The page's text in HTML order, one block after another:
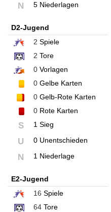
N 5 Niederlagen
D2-Jugend
2 Spiele
2 Tore
0 Vorlagen
0 Gelbe Karten
0 Gelb-Rote Karten
0 Rote Karten
S 1 Sieg
U 0 Unentschieden
N 1 Niederlage
E2-Jugend
16 Spiele
64 Tore